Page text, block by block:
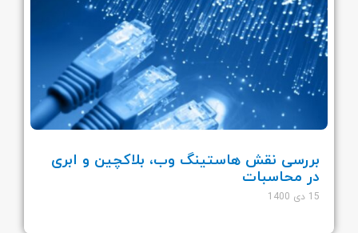
بررسی نقش هاستینگ وب، بلاکچین و ابری
در محاسبات
15 دی 1400